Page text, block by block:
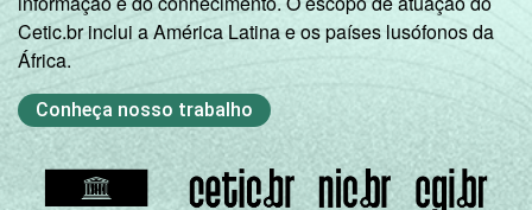
Cetic.br inclui a América Latina e os países lusófonos da
África.
Conheça nosso trabalho